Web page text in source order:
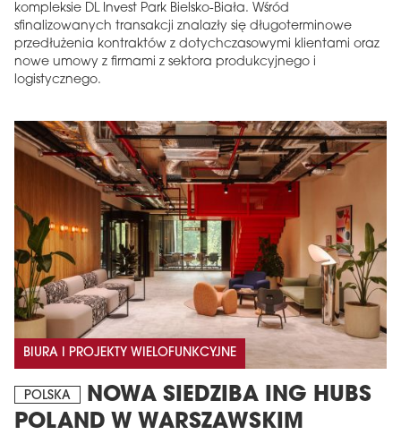
kompleksie DL Invest Park Bielsko-Biała. Wśród
sfinalizowanych transakcji znalazły się długoterminowe
przedłużenia kontraktów z dotychczasowymi klientami oraz
nowe umowy z firmami z sektora produkcyjnego i
logistycznego.
BIURA I PROJEKTY WIELOFUNKCYJNE
POLSKA
NOWA SIEDZIBA ING HUBS
POLAND W WARSZAWSKIM